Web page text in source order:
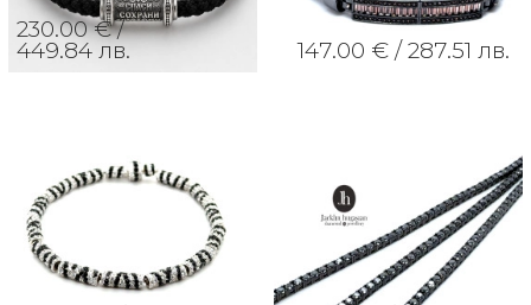
230.00 € /
449.84 лв. 147.00 € / 287.51 лв.